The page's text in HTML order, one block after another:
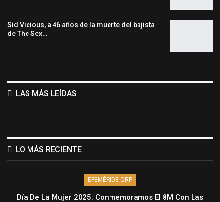
Sid Vicious, a 46 años de la muerte del bajista
de The Sex…
LAS MÁS LEÍDAS
LO MÁS RECIENTE
EFEMÉRIDE QRP
Día De La Mujer 2025: Conmemoramos El 8M Con Las